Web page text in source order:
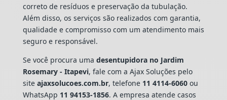
correto de resíduos e preservação da tubulação.
Além disso, os serviços são realizados com garantia,
qualidade e compromisso com um atendimento mais
seguro e responsável.
Se você procura uma desentupidora no Jardim
Rosemary - Itapevi, fale com a Ajax Soluções pelo
site ajaxsolucoes.com.br, telefone 11 4114-6060ou
WhatsApp 11 94153-1856. A empresa atende casos